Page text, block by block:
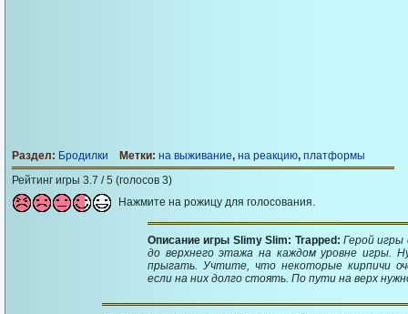
Раздел: Бродилки Метки: на выживание, на реакцию, платформы
Рейтинг игры 3.7 / 5 (голосов 3)
Нажмите на рожицу для голосования.
Описание игры Slimy Slim: Trapped: Герой игры
до верхнего этажа на каждом уровне игры.
прыгать. Учтите, что некоторые кирпичи
если на них долго стоять. По пути на верх